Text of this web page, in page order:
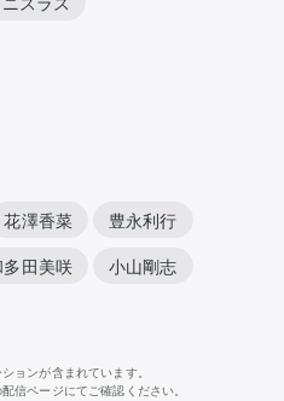
花澤香菜 豊永利行
多田美咲 小山剛志
ョンが含まれています。
信ページにてご確認ください。